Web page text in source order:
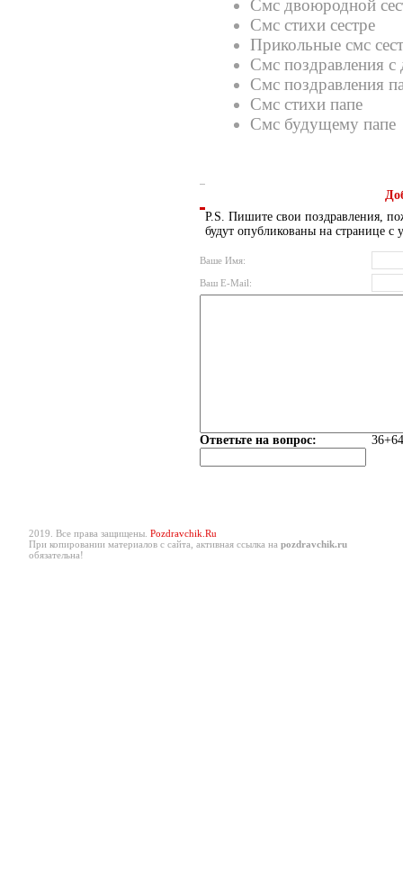
Смс двоюродной
Смс стихи сестре
Прикольные смс
Смс поздравления с
Смс поздравления
Смс стихи папе
Смс будущему папе
P.S. Пишите свои поздравления,
будут опубликованы на странице с
Ваше Имя:
Ваш E-Mail:
Ответьте на вопрос:
2019. Все права защищены. Pozdravchik.Ru
При копировании материалов с сайта, активная ссылка на pozdravchik.ru
обязательна!